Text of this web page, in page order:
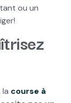
ou un
course à